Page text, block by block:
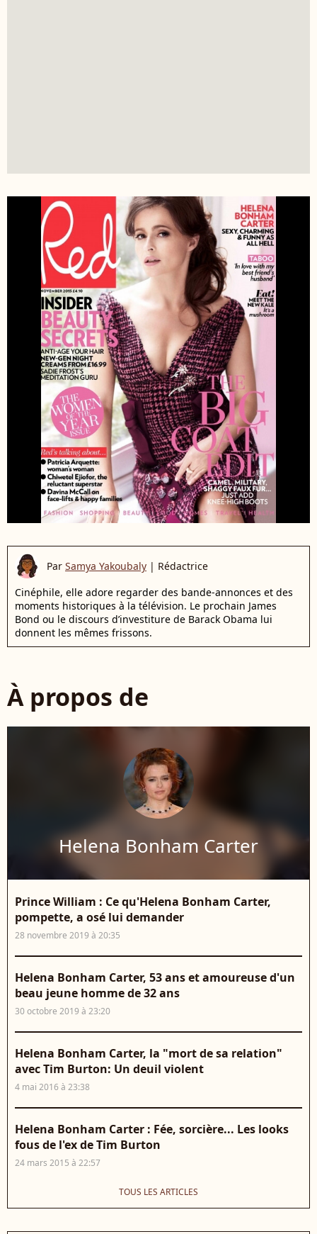
Par Samya Yakoubaly | Rédactrice
Cinéphile, elle adore regarder des bande-annonces et des
moments historiques à la télévision. Le prochain James
Bond ou le discours d’investiture de Barack Obama lui
donnent les mêmes frissons.
À propos de
Helena Bonham Carter
Prince William : Ce qu'Helena Bonham Carter,
pompette, a osé lui demander
28 novembre 2019 à 20:35
Helena Bonham Carter, 53 ans et amoureuse d'un
beau jeune homme de 32 ans
30 octobre 2019 à 23:20
Helena Bonham Carter, la "mort de sa relation"
avec Tim Burton: Un deuil violent
4 mai 2016 à 23:38
Helena Bonham Carter : Fée, sorcière... Les looks
fous de l'ex de Tim Burton
24 mars 2015 à 22:57
TOUS LES ARTICLES